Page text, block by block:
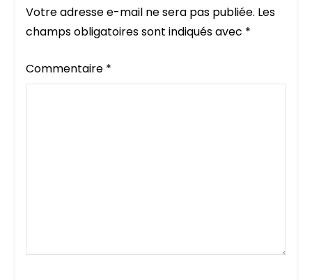
Votre adresse e-mail ne sera pas publiée. Les
champs obligatoires sont indiqués avec *
Commentaire *